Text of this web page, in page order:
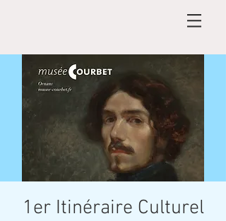
1er Itinéraire Culturel